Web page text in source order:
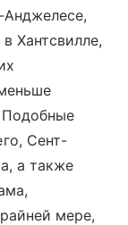
Хантсвилле,
Подобные
Сент-
а также
мере,